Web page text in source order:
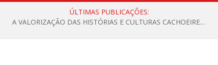
ÚLTIMAS PUBLICAÇÕES:
A VALORIZAÇÃO DAS HISTÓRIAS E CULTURAS CACHOEIRENSES